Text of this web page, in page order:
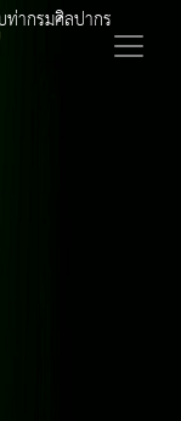
ท่ากรมศิลปากร